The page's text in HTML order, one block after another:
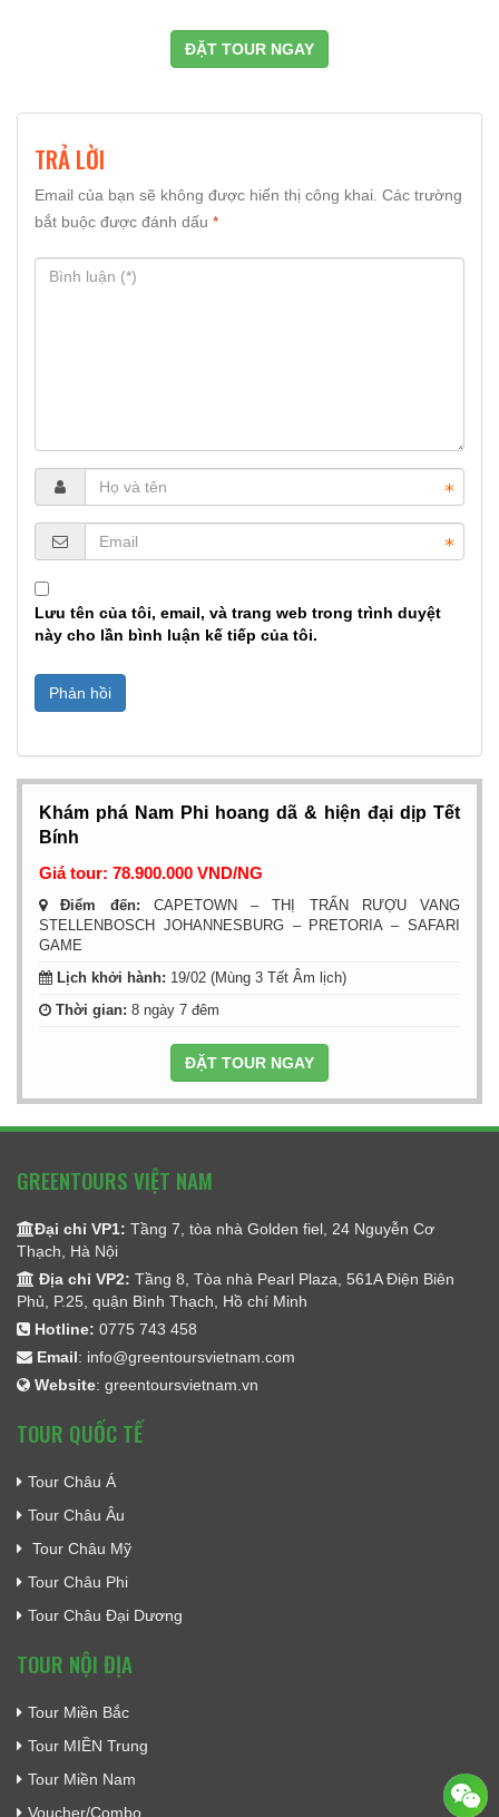
ĐẶT TOUR NGAY
TRẢ LỜI
Email của bạn sẽ không được hiển thị công khai. Các trường
bắt buộc được đánh dấu *
Lưu tên của tôi, email, và trang web trong trình duyệt
này cho lần bình luận kế tiếp của tôi.
Khám phá Nam Phi hoang dã & hiện đại dịp Tết
Bính
Giá tour: 78.900.000 VND/NG
Điểm đến:
CAPETOWN – THỊ TRẤN RƯỢU VANG
STELLENBOSCH JOHANNESBURG – PRETORIA – SAFARI
GAME
Lịch khởi hành: 19/02 (Mùng 3 Tết Âm lịch)
Thời gian: 8 ngày 7 đêm
ĐẶT TOUR NGAY
GREENTOURS VIỆT NAM
Đại chỉ VP1: Tầng 7, tòa nhà Golden fiel, 24 Nguyễn Cơ
Thạch, Hà Nội
Địa chỉ VP2: Tầng 8, Tòa nhà Pearl Plaza, 561A Điện Biên
Phủ, P.25, quận Bình Thạch, Hồ chí Minh
Hotline: 0775 743 458
Email: info@greentoursvietnam.com
Website: greentoursvietnam.vn
TOUR QUỐC TẾ
Tour Châu Á
Tour Châu Âu
Tour Châu Mỹ
Tour Châu Phi
Tour Châu Đại Dương
TOUR NỘI ĐỊA
Tour Miền Bắc
Tour MIỀN Trung
Tour Miền Nam
Voucher/Combo